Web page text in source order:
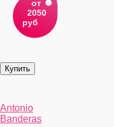
от
2050
руб
Antonio
Banderas